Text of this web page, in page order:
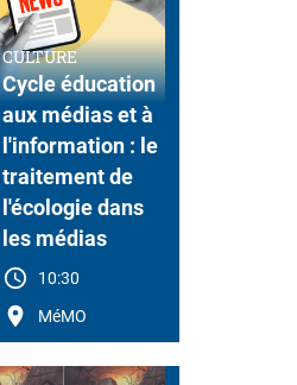
CULTURE
Cycle éducation
aux médias et à
l'information : le
traitement de
l'écologie dans
les médias
10:30
MéMO